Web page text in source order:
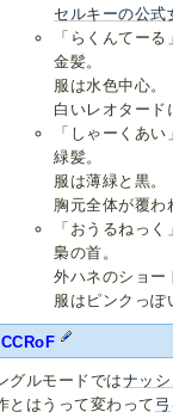
セルキーの公式
「らくんてーる」
金髪。
服は水色中心。
白いレオタード
「しゃーくあい」
緑髪。
服は薄緑と黒。
胸元全体が覆わ
「おうるねっく」
梟の首。
外ハネのショー
服はピンクっぽ
グルモードではナッシ
とはうって変わって弓